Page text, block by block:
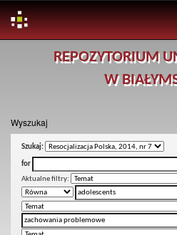
REPOZYTORIUM
W
Wyszukaj
Szukaj:
for
Aktualne filtry: